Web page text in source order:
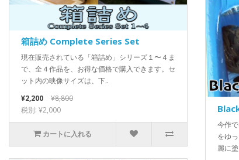
箱詰め Complete Series Set
現在販売されている「箱詰め」シリーズ１〜４ま
で、全４作品を、お得な価格で購入できます。セ
ット内の映像サイズは、下..
¥2,200
¥8,800
税別: ¥2,000
カートに入れる
今作
をゆ
麗に